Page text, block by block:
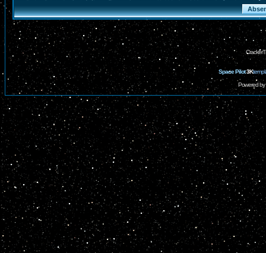
Space Pilot3K
Powered by